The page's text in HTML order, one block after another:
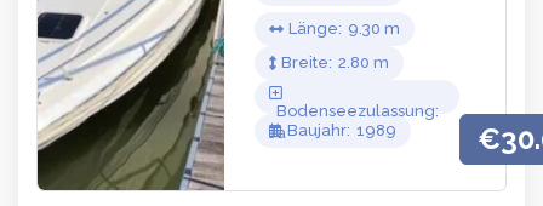
9.30
Länge
2.80
Breite
1989
Baujahr
Ja
Bodenseezulassung